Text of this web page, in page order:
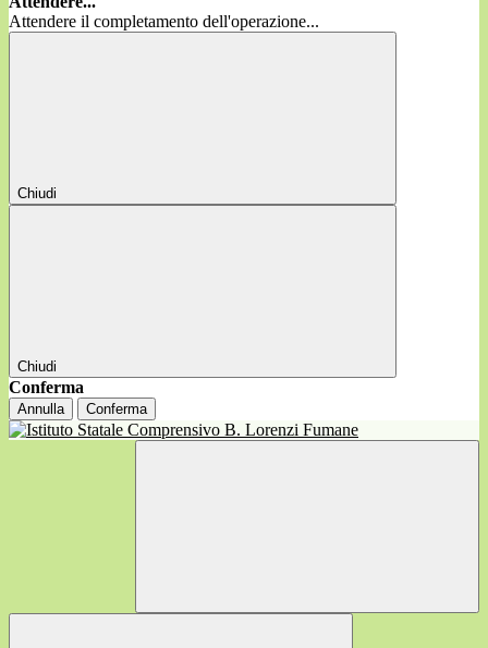
Attendere il completamento dell'operazione...
Chiudi
Chiudi
Conferma
Annulla Conferma